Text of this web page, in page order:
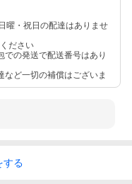
曜・祝日の配達はありませ
ださい
での発送で配送番号はあり
など一切の補償はございま
する